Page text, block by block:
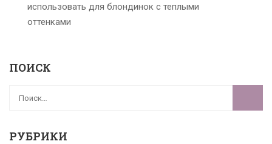
использовать для блондинок с теплыми
оттенками
ПОИСК
РУБРИКИ